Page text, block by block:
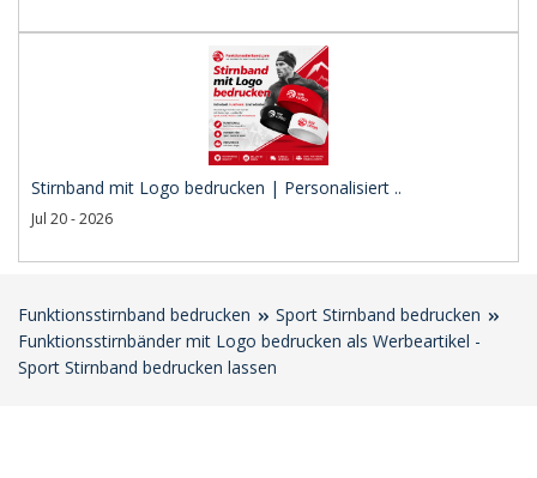
Stirnband mit Logo bedrucken | Personalisiert ..
Jul 20 - 2026
Funktionsstirnband bedrucken
Sport Stirnband bedrucken
Funktionsstirnbänder mit Logo bedrucken als Werbeartikel -
Sport Stirnband bedrucken lassen